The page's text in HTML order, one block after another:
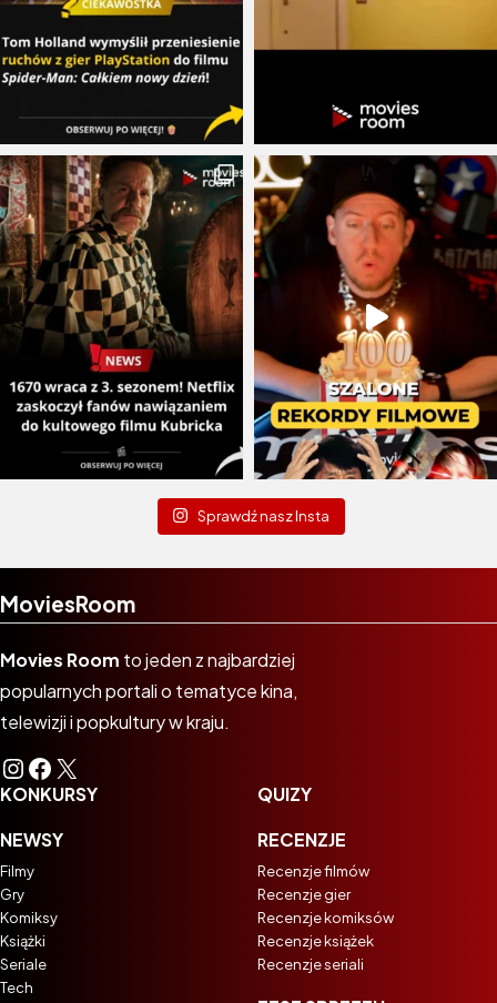
Sprawdź nasz Insta
MoviesRoom
Movies Room to jeden z najbardziej
popularnych portali o tematyce kina,
telewizji i popkultury w kraju.
Instagram
Facebook
X
KONKURSY
NEWSY
Filmy
Gry
Komiksy
Książki
Seriale
Tech
QUIZY
RECENZJE
Recenzje filmów
Recenzje gier
Recenzje komiksów
Recenzje książek
Recenzje seriali